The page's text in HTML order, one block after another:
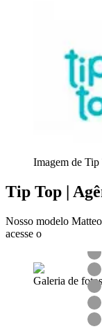
Imagem de
Tip Top |
Nosso modelo
acesse o
Galeria de